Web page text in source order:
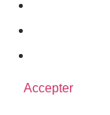
Accepter